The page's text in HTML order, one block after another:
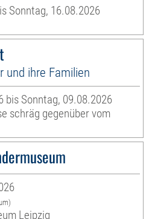
Sonntag, 16.08.2026
und ihre Familien
bis Sonntag, 09.08.2026
schräg gegenüber vom
Leipzig